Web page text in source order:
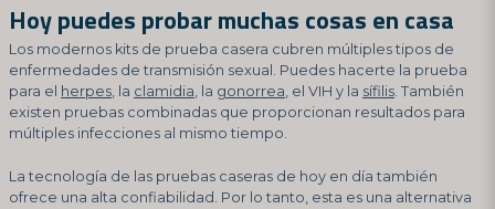
Hoy puedes probar muchas cosas en casa
Los modernos kits de prueba casera cubren múltiples tipos de
enfermedades de transmisión sexual. Puedes hacerte la prueba
para el herpes, la clamidia, la gonorrea, el VIH y la sífilis. También
existen pruebas combinadas que proporcionan resultados para
múltiples infecciones al mismo tiempo.
La tecnología de las pruebas caseras de hoy en día también
ofrece una alta confiabilidad. Por lo tanto, esta es una alternativa